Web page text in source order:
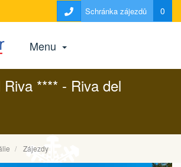
Schránka zájezdů 0
Menu
**** - Riva del
Zájezdy